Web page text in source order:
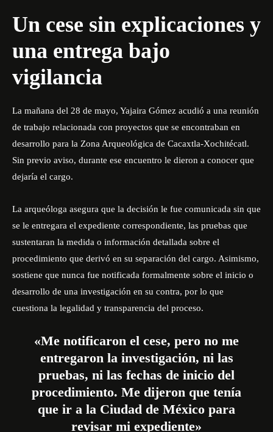
Un cese sin explicaciones y
una entrega bajo
vigilancia
La mañana del 28 de mayo, Yajaira Gómez acudió a una reunión
de trabajo relacionada con proyectos que se encontraban en
desarrollo para la Zona Arqueológica de Cacaxtla-Xochitécatl.
Sin previo aviso, durante ese encuentro le dieron a conocer que
dejaría el cargo.
La arqueóloga asegura que la decisión le fue comunicada sin que
se le entregara el expediente correspondiente, las pruebas que
sustentaran la medida o información detallada sobre el
procedimiento que derivó en su separación del cargo. Asimismo,
sostiene que nunca fue notificada formalmente sobre el inicio o
desarrollo de una investigación en su contra, por lo que
cuestiona la legalidad y transparencia del proceso.
«Me notificaron el cese, pero no me
entregaron la investigación, ni las
pruebas, ni las fechas de inicio del
procedimiento. Me dijeron que tenía
que ir a la Ciudad de México para
revisar mi expediente»